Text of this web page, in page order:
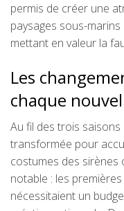
permis de créer une
paysages sous-
mettant en valeur la
Les
chaque
Au fil des trois
transformée pour
costumes des sirènes
notable : les
nécessitaient un